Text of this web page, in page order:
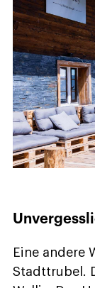
Eine andere
Stadttrubel.